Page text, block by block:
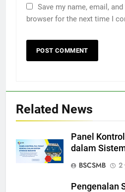
Save my name, email,
browser for the next time I
Related News
Panel
dalam
BSCSMB
2
Pengenalan